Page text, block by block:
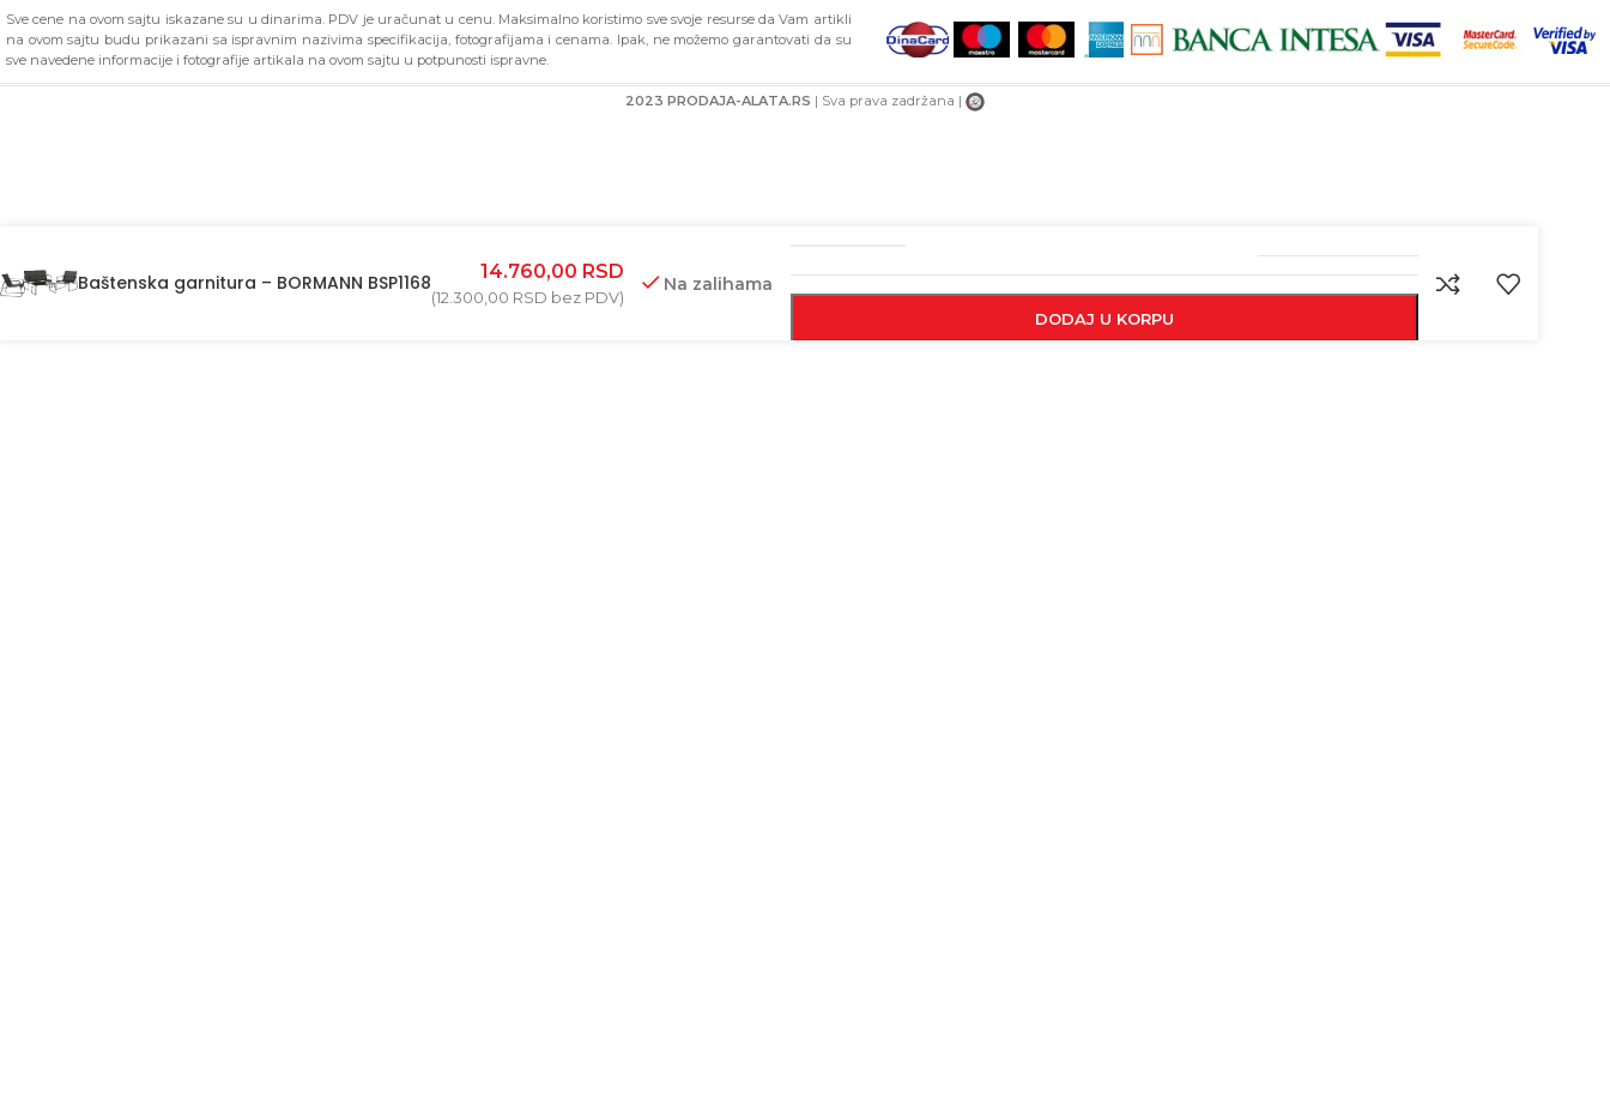
Sve cene na ovom sajtu iskazane su u dinarima. PDV je uračunat u cenu. Maksimalno koristimo sve svoje resurse da Vam artikli
na ovom sajtu budu prikazani sa ispravnim nazivima specifikacija, fotografijama i cenama. Ipak, ne možemo garantovati da su
sve navedene informacije i fotografije artikala na ovom sajtu u potpunosti ispravne.
2023 PRODAJA-ALATA.RS | Sva prava zadržana |
Baštenska garnitura – BORMANN BSP1168 14.760,00 RSD
(12.300,00 RSD bez PDV)
Na zalihama
DODAJ U KORPU